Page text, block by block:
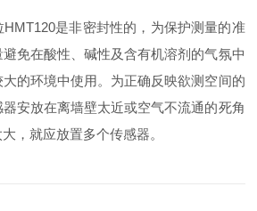
是非密封性的，为保护测量的准
免在酸性、碱性及含有机溶剂的气氛中
的环境中使用。为正确反映欲测空间的
安放在离墙壁太近或空气不流通的死角
，就应放置多个传感器。